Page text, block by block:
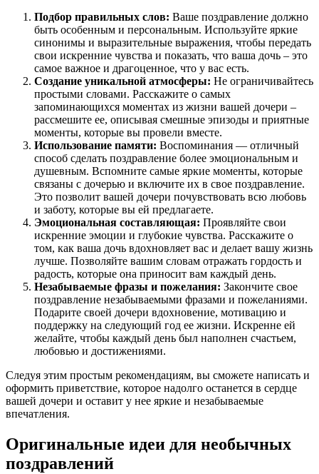
Подбор правильных слов: Ваше поздравление должно
быть особенным и персональным. Используйте яркие
синонимы и выразительные выражения, чтобы передать
свои искренние чувства и показать, что ваша дочь – это
самое важное и драгоценное, что у вас есть.
Создание уникальной атмосферы: Не ограничивайтесь
простыми словами. Расскажите о самых
запоминающихся моментах из жизни вашей дочери –
рассмешите ее, описывая смешные эпизоды и приятные
моменты, которые вы провели вместе.
Использование памяти: Воспоминания — отличный
способ сделать поздравление более эмоциональным и
душевным. Вспомните самые яркие моменты, которые
связаны с дочерью и включите их в свое поздравление.
Это позволит вашей дочери почувствовать всю любовь
и заботу, которые вы ей предлагаете.
Эмоциональная составляющая: Проявляйте свои
искренние эмоции и глубокие чувства. Расскажите о
том, как ваша дочь вдохновляет вас и делает вашу жизнь
лучше. Позволяйте вашим словам отражать гордость и
радость, которые она приносит вам каждый день.
Незабываемые фразы и пожелания: Закончите свое
поздравление незабываемыми фразами и пожеланиями.
Подарите своей дочери вдохновение, мотивацию и
поддержку на следующий год ее жизни. Искренне ей
желайте, чтобы каждый день был наполнен счастьем,
любовью и достижениями.
Следуя этим простым рекомендациям, вы сможете написать и
оформить приветствие, которое надолго останется в сердце
вашей дочери и оставит у нее яркие и незабываемые
впечатления.
Оригинальные идеи для необычных
поздравлений